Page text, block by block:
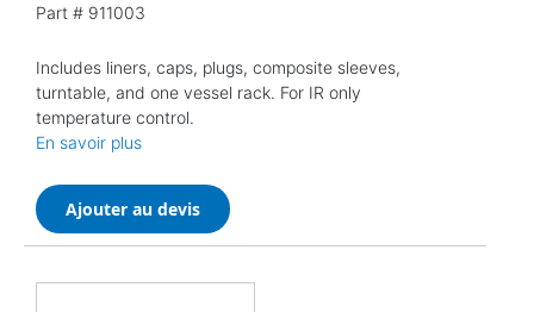
Part # 911003
Includes liners, caps, plugs, composite sleeves,
turntable, and one vessel rack. For IR only
temperature control.
En savoir plus
Ajouter au devis